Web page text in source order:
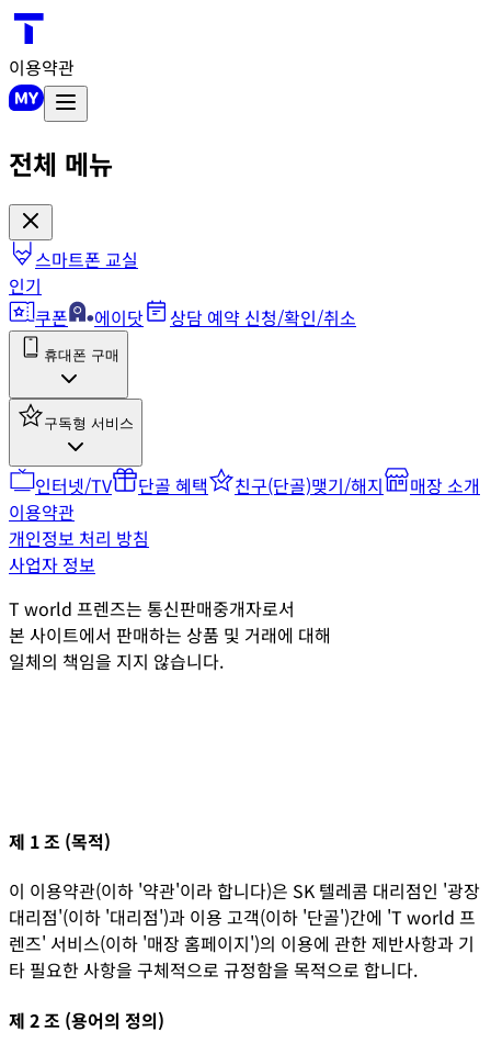
이용약관
전체 메뉴
스마트폰 교실
인기
쿠폰
에이닷 상담 예약 신청/확인/취소
휴대폰 구매
구독형 서비스
인터넷/TV 단골 혜택 친구(단골)맺기/해지
매장 소개
이용약관
개인정보 처리 방침
사업자 정보
T world 프렌즈는 통신판매중개자로서
본 사이트에서 판매하는 상품 및 거래에 대해
일체의 책임을 지지 않습니다.
제 1 조 (목적)
이 이용약관(이하 '약관'이라 합니다)은 SK 텔레콤 대리점인 '광장
대리점'(이하 '대리점')과 이용 고객(이하 '단골')간에 'T world 프
렌즈' 서비스(이하 '매장 홈페이지')의 이용에 관한 제반사항과 기
타 필요한 사항을 구체적으로 규정함을 목적으로 합니다.
제 2 조 (용어의 정의)